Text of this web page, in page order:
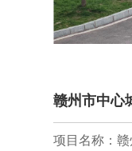
赣州市中心
项目名称：